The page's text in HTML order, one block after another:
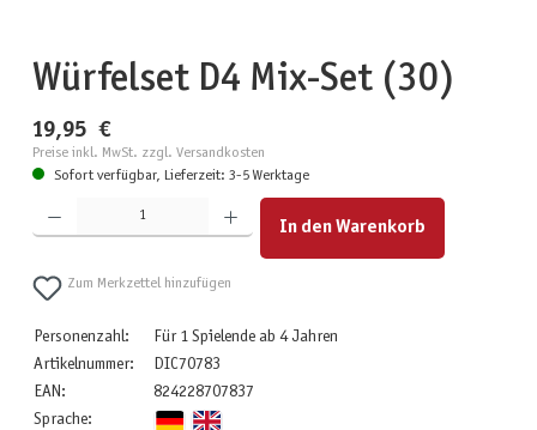
Würfelset D4 Mix-Set (30)
19,95 €
Preise inkl. MwSt. zzgl. Versandkosten
Sofort verfügbar, Lieferzeit: 3-5 Werktage
Produkt Anzahl: Gib den gewünschten Wert ein oder benutze die Schaltflächen um die Anzahl zu
In den Warenkorb
Zum Merkzettel hinzufügen
Personenzahl:
Für 1 Spielende ab 4 Jahren
Artikelnummer:
DIC70783
EAN:
824228707837
Sprache: